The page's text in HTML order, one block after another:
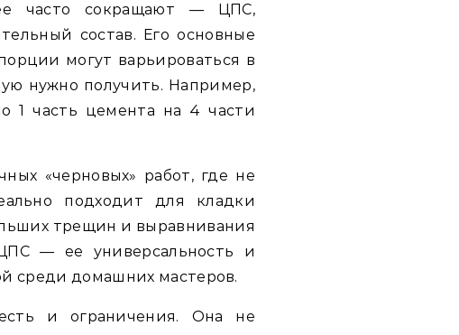
часто сокращают — ЦПС,
состав. Его основные
могут варьироваться в
нужно получить. Например,
1 часть цемента на 4 части
«черновых» работ, где не
подходит для кладки
трещин и выравнивания
— ее универсальность и
среди домашних мастеров.
и ограничения. Она не